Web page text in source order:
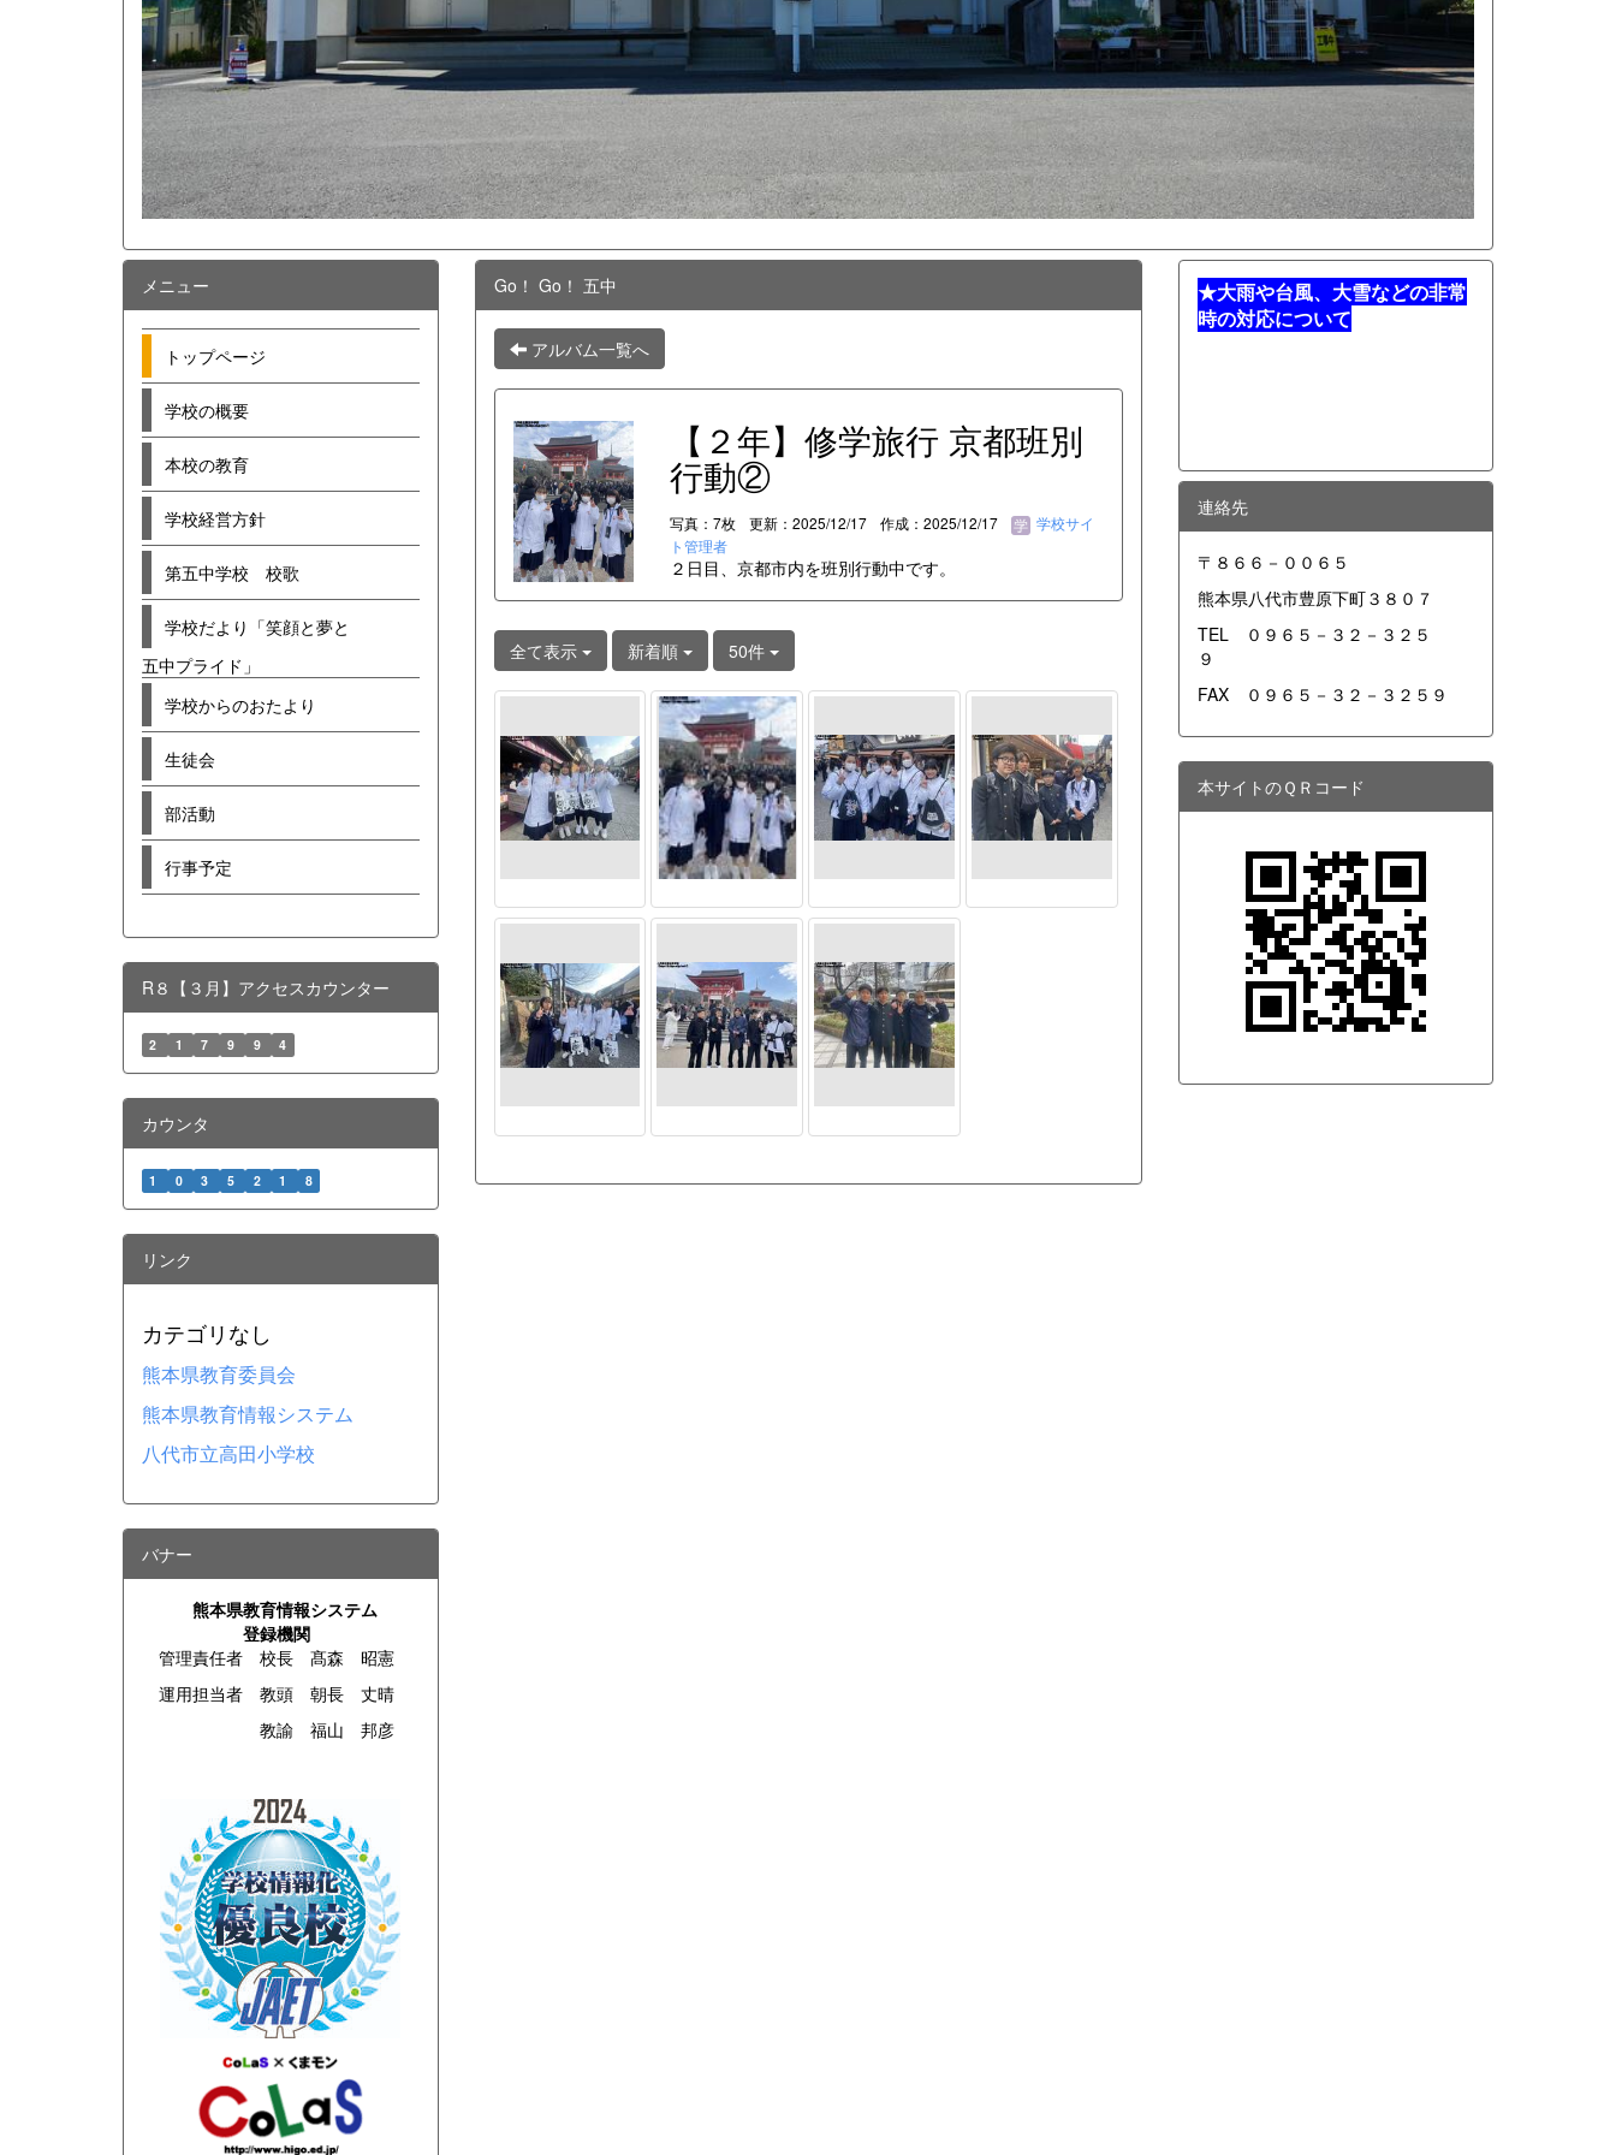
Go！ Go！ 五中
アルバム一覧へ
【２年】修学旅行 京都班別
行動②
写真：7枚 更新：2025/12/17 作成：2025/12/17
学校サイ
ト管理者
２日目、京都市内を班別行動中です。
全て表示 新着順 50件
メニュー
トップページ
学校の概要
本校の教育
学校経営方針
第五中学校 校歌
学校だより「笑顔と夢と
五中プライド」
学校からのおたより
生徒会
部活動
行事予定
R８【３月】アクセスカウンター
2 1 7 9 9 4
カウンタ
1 0 3 5 2 1 8
リンク
カテゴリなし
熊本県教育委員会
熊本県教育情報システム
八代市立高田小学校
バナー
熊本県教育情報システム
登録機関
管理責任者 校長 髙森 昭憲
運用担当者 教頭 朝長 丈晴
教諭 福山 邦彦
★大雨や台風、大雪などの非常
時の対応について
連絡先
〒８６６－００６５
熊本県八代市豊原下町３８０７
TEL ０９６５－３２－３２５
９
FAX ０９６５－３２－３２５９
本サイトのＱＲコード